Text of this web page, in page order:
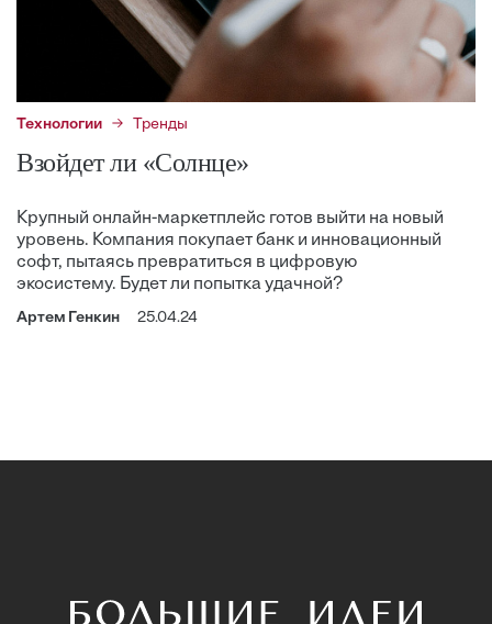
Технологии Тренды
Взойдет ли «Солнце»
Крупный онлайн-маркетплейс готов выйти на новый
уровень. Компания покупает банк и инновационный
софт, пытаясь превратиться в цифровую
экосистему. Будет ли попытка удачной?
Артем Генкин 25.04.24